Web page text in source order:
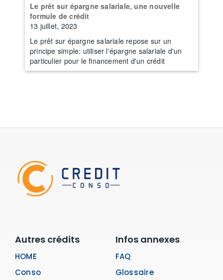
Le prêt sur épargne salariale, une nouvelle
formule de crédit
13 juillet, 2023
Le prêt sur épargne salariale repose sur un
principe simple: utiliser l'épargne salariale d'un
particulier pour le financement d'un crédit
Autres crédits
HOME
Conso
Infos annexes
FAQ
Glossaire